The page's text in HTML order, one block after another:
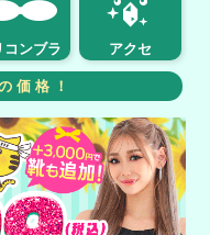
コンブラ アクセ
価格！